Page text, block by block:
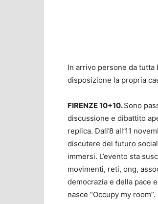
In arrivo persone da tutta
disposizione la propria
FIRENZE 10+10.Sono
discussione e dibattito
replica. Dall’8 all’11
discutere del futuro
immersi. L’evento sta
movimenti, reti, ong,
democrazia e della pace
nasce “Occupy my room”.